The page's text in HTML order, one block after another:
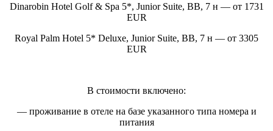
Dinarobin Hotel Golf & Spa 5*, Junior Suite, BB, 7 н — от 1731
EUR
Royal Palm Hotel 5* Deluxe, Junior Suite, BB, 7 н — от 3305
EUR
В стоимости включено:
— проживание в отеле на базе указанного типа номера и
питания